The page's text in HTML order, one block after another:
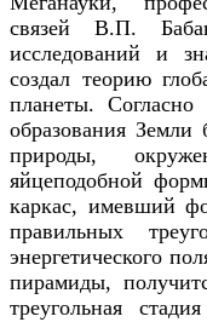
связей В.П.
исследований и
создал теорию
планеты. Согласно
образования
природы,
яйцеподобной
каркас, имевший
правильных
энергетического
пирамиды,
треугольная